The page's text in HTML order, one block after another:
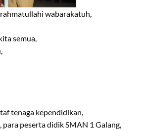
wabarakatuh,
semua,
tenaga kependidikan,
para peserta didik SMAN 1 Galang,